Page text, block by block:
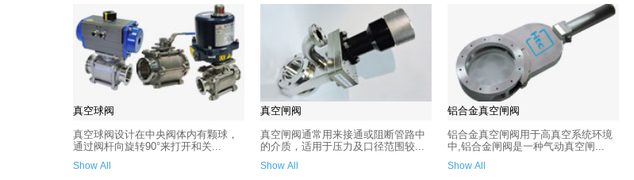
真空球阀
真空球阀设计在中央阀体内有颗球，
通过阀杆向旋转90°来打开和关...
Show All
真空闸阀
真空闸阀通常用来接通或阻断管路中
的介质，适用于压力及口径范围较...
Show All
铝合金真空闸阀
铝合金真空闸阀用于高真空系统环境
中,铝合金闸阀是一种气动真空闸...
Show All